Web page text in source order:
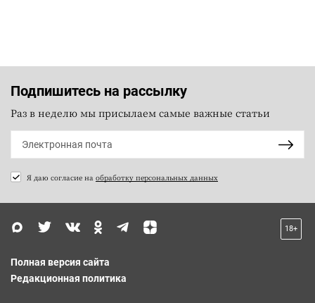
Подпишитесь на рассылку
Раз в неделю мы присылаем самые важные статьи
Я даю согласие на обработку персональных данных
18+
Полная версия сайта
Редакционная политика